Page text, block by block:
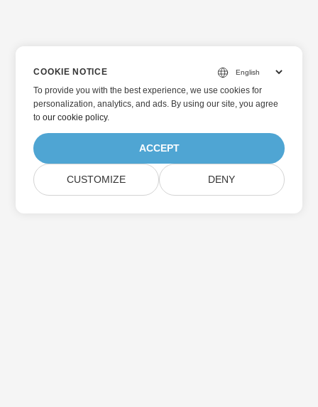
COOKIE NOTICE
To provide you with the best experience, we use cookies for
personalization, analytics, and ads. By using our site, you agree
toour cookie policy.
ACCEPT
CUSTOMIZE DENY